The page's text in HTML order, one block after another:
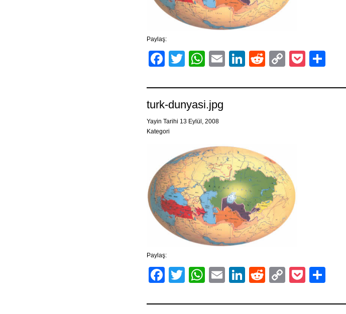
Paylaş:
Facebook
TwitterWhatsApp
EmailLinkedIn
RedditCopyPocket
turk-dunyasi.jpg
Yayin Tarihi 13 Eylül, 2008
Kategori
Paylaş:
Facebook
TwitterWhatsApp
EmailLinkedIn
RedditCopyPocket